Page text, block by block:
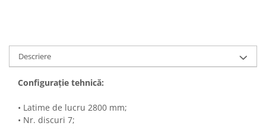
Remorci Transfer Cereale
Remorci Transport
Remorci Transport Baloţi
Scarificatoare
Descriere
Configuraţie tehnică:
• Latime de lucru 2800 mm;
• Nr. discuri 7;